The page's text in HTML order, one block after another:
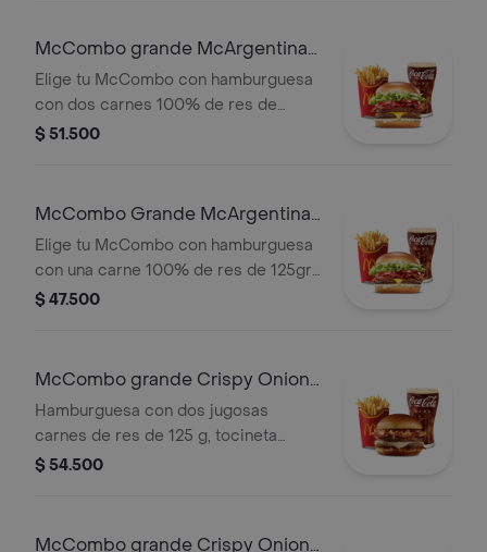
papas grandes y gaseosa grande a
McCombo grande McArgentina
2 Carnes
Elige tu McCombo con hamburguesa
con dos carnes 100% de res de
125gr c/u, salsa mayo chimichurri,
grandes y gaseosa grande a elegir.
$ 51.500
McCombo Grande McArgentina 1
Carne
Elige tu McCombo con hamburguesa
con una carne 100% de res de 125gr,
salsa mayo chimichurri, cebolla
gaseosa grande a elegir.
$ 47.500
McCombo grande Crispy Onion
Barbecue 2 Carnes
Hamburguesa con dos jugosas
carnes de res de 125 g, tocineta
ahumada, queso blanco cremoso,
Acompañada de papas fritas grandes
$ 54.500
McCombo grande Crispy Onion